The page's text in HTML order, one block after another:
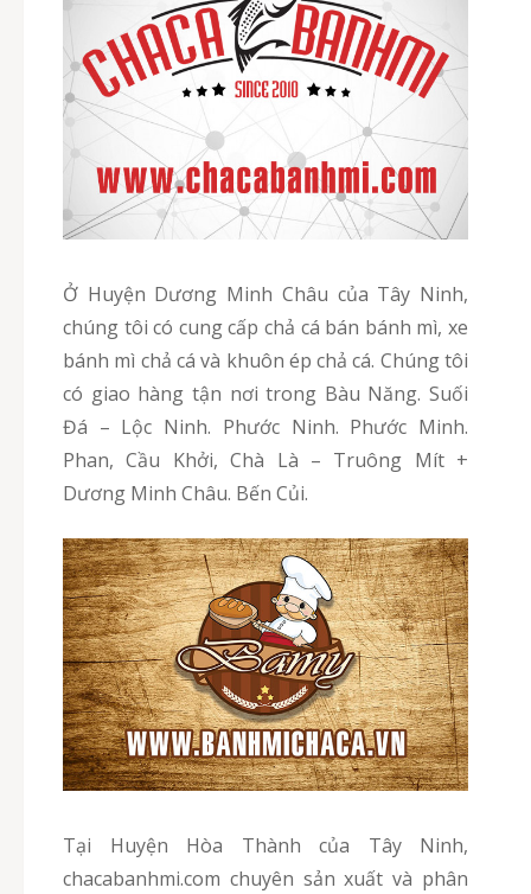
Ở Huyện Dương Minh Châu của Tây Ninh,
chúng tôi có cung cấp chả cá bán bánh mì, xe
bánh mì chả cá và khuôn ép chả cá. Chúng tôi
có giao hàng tận nơi trong Bàu Năng. Suối
Đá – Lộc Ninh. Phước Ninh. Phước Minh.
Phan, Cầu Khởi, Chà Là – Truông Mít +
Dương Minh Châu. Bến Củi.
Tại Huyện Hòa Thành của Tây Ninh,
chacabanhmi.com chuyên sản xuất và phân